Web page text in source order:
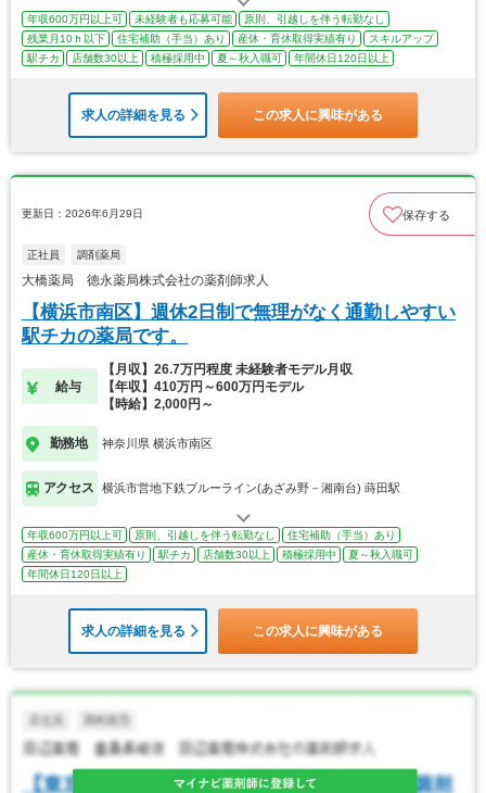
年収600万円以上可 未経験者も応募可能
原則、引越しを伴う転勤なし
残業月10ｈ以下
住宅補助（手当）あり 産休・育休取得実績有り
スキルアップ
駅チカ
店舗数30以上 積極採用中 夏～秋入職可 年間休日120日以上
求人の詳細を見る この求人に興味がある
更新日：2026年6月29日 保存する
正社員 調剤薬局
大橋薬局 徳永薬局株式会社の薬剤師求人
【横浜市南区】週休2日制で無理がなく通勤しやすい
駅チカの薬局です。
給与
【月収】26.7万円程度 未経験者モデル月収
【年収】410万円～600万円モデル
【時給】2,000円～
勤務地 神奈川県 横浜市南区
アクセス 横浜市営地下鉄ブルーライン(あざみ野－湘南台) 蒔田駅
年収600万円以上可 原則、引越しを伴う転勤なし
住宅補助（手当）あり
産休・育休取得実績有り
駅チカ 店舗数30以上 積極採用中
夏～秋入職可
年間休日120日以上
求人の詳細を見る この求人に興味がある